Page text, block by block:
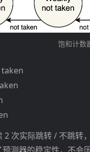
饱和计数
2 次实际跳转 / 不跳转